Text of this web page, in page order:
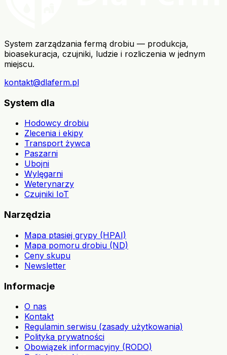
System zarządzania fermą drobiu — produkcja,
bioasekuracja, czujniki, ludzie i rozliczenia w jednym
miejscu.
kontakt@dlaferm.pl
System dla
Hodowcy drobiu
Zlecenia i ekipy
Transport żywca
Paszarni
Ubojni
Wylęgarni
Weterynarzy
Czujniki IoT
Narzędzia
Mapa ptasiej grypy (HPAI)
Mapa pomoru drobiu (ND)
Ceny skupu
Newsletter
Informacje
O nas
Kontakt
Regulamin serwisu (zasady użytkowania)
Polityka prywatności
Obowiązek informacyjny (RODO)